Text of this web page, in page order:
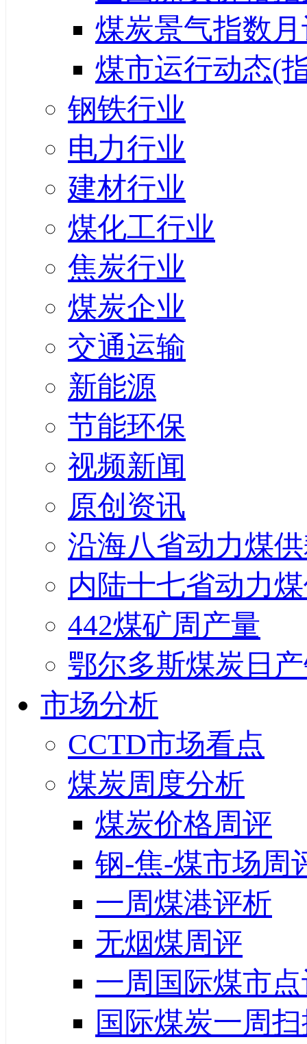
煤炭景气指数
煤市运行动态(
钢铁行业
电力行业
建材行业
煤化工行业
焦炭行业
煤炭企业
交通运输
新能源
节能环保
视频新闻
原创资讯
沿海八省动力煤
内陆十七省动力
442煤矿周产量
鄂尔多斯煤炭日
市场分析
CCTD市场看点
煤炭周度分析
煤炭价格周评
钢-焦-煤市场周
一周煤港评析
无烟煤周评
一周国际煤市
国际煤炭一周